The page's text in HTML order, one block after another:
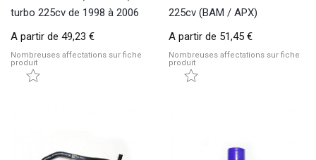
turbo 225cv de 1998 à 2006
A partir de 49,23 €
Nombreuses affectations sur fiche
produit
225cv (BAM / APX)
A partir de 51,45 €
Nombreuses affectations sur fiche
produit